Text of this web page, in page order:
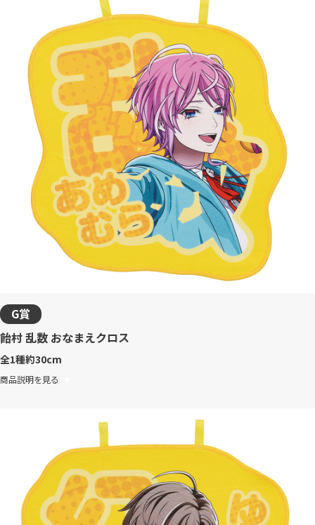
G賞
飴村 乱数 おなまえクロス
全1種約30cm
商品説明を見る